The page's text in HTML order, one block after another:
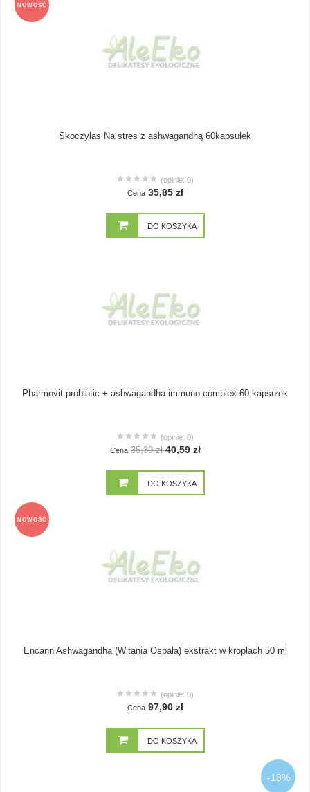
NOWOŚĆ
Skoczylas Na stres z ashwagandhą 60kapsułek
(opinie: 0)
Cena 35,85 zł
DO KOSZYKA
Pharmovit probiotic + ashwagandha immuno complex 60 kapsułek
(opinie: 0)
Cena 35,39 zł40,59 zł
DO KOSZYKA
NOWOŚĆ
Encann Ashwagandha (Witania Ospała) ekstrakt w kroplach 50 ml
(opinie: 0)
Cena 97,90 zł
DO KOSZYKA
-18%